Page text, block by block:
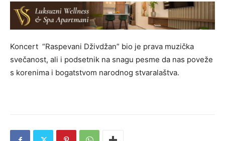
Koncert “Raspevani Dživdžan” bio je prava muzička
svečanost, ali i podsetnik na snagu pesme da nas poveže
s korenima i bogatstvom narodnog stvaralaštva.